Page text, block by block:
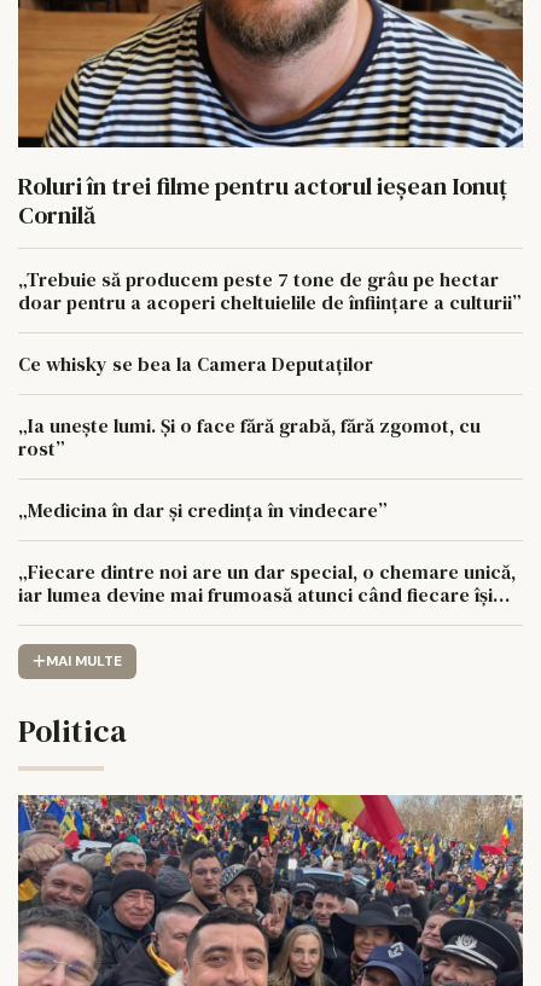
Roluri în trei filme pentru actorul ieşean Ionuţ
Cornilă
„Trebuie să producem peste 7 tone de grâu pe hectar
doar pentru a acoperi cheltuielile de înființare a culturii”
Ce whisky se bea la Camera Deputaților
„Ia unește lumi. Și o face fără grabă, fără zgomot, cu
rost”
„Medicina în dar și credința în vindecare”
„Fiecare dintre noi are un dar special, o chemare unică,
iar lumea devine mai frumoasă atunci când fiecare își
MAI MULTE
Politica